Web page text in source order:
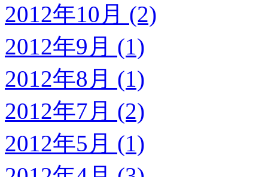
2012年10月 (2)
2012年9月 (1)
2012年8月 (1)
2012年7月 (2)
2012年5月 (1)